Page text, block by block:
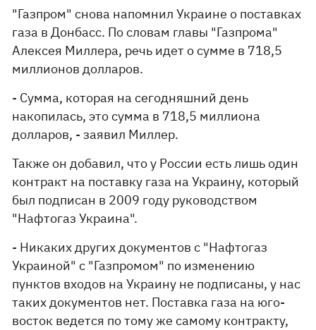
"Газпром" снова напомнил Украине о поставках
газа в Донбасс. По словам главы "Газпрома"
Алексея Миллера, речь идет о сумме в 718,5
миллионов долларов.
- Сумма, которая на сегодняшний день
накопилась, это сумма в 718,5 миллиона
долларов, - заявил Миллер.
Также он добавил, что у России есть лишь один
контракт на поставку газа на Украину, который
был подписан в 2009 году руководством
"Нафтогаз Украина".
- Никаких других документов с "Нафтогаз
Украиной" с "Газпромом" по изменению
пунктов входов на Украину не подписаны, у нас
таких документов нет. Поставка газа на юго-
восток ведется по тому же самому контракту,